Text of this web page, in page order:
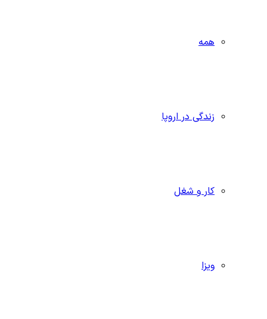
همه
زندگی در اروپا
کار و شغل
ویزا